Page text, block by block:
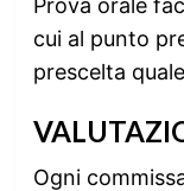
Prova orale
cui al punto
prescelta
Ogni